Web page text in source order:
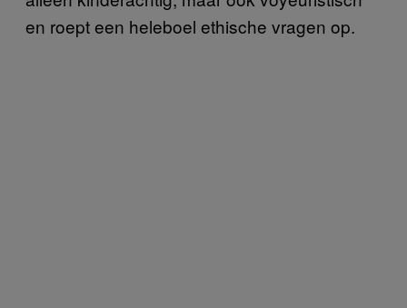
en roept een heleboel ethische vragen op.